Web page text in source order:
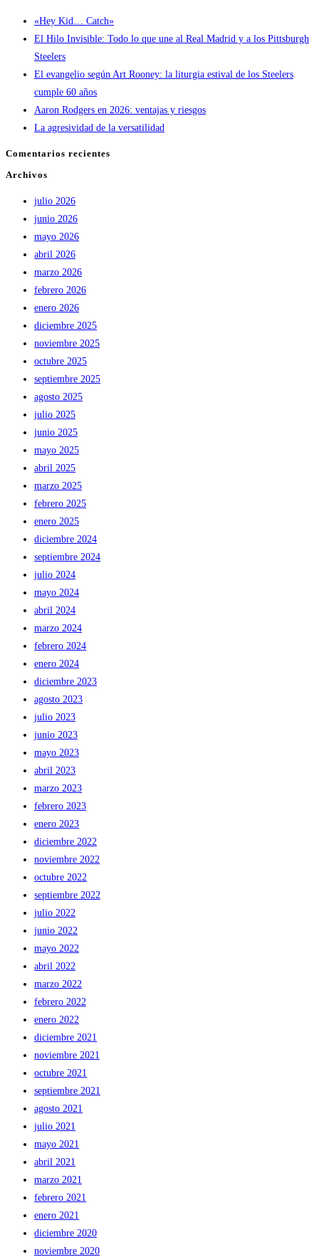
el
de
«Hey Kid… Catch»
El Hilo Invisible: Todo lo que une al Real Madrid y a los Pittsburgh
Steelers
El evangelio según Art Rooney: la liturgia estival de los Steelers
cumple 60 años
Aaron Rodgers en 2026: ventajas y riesgos
La agresividad de la versatilidad
Comentarios recientes
Archivos
julio 2026
junio 2026
mayo 2026
abril 2026
marzo 2026
febrero 2026
enero 2026
diciembre 2025
noviembre 2025
octubre 2025
septiembre 2025
agosto 2025
julio 2025
junio 2025
mayo 2025
abril 2025
marzo 2025
febrero 2025
enero 2025
diciembre 2024
septiembre 2024
julio 2024
mayo 2024
abril 2024
marzo 2024
febrero 2024
enero 2024
diciembre 2023
agosto 2023
julio 2023
junio 2023
mayo 2023
abril 2023
marzo 2023
febrero 2023
enero 2023
diciembre 2022
noviembre 2022
octubre 2022
septiembre 2022
julio 2022
junio 2022
mayo 2022
abril 2022
marzo 2022
febrero 2022
enero 2022
diciembre 2021
noviembre 2021
octubre 2021
septiembre 2021
agosto 2021
julio 2021
mayo 2021
abril 2021
marzo 2021
febrero 2021
enero 2021
diciembre 2020
noviembre 2020